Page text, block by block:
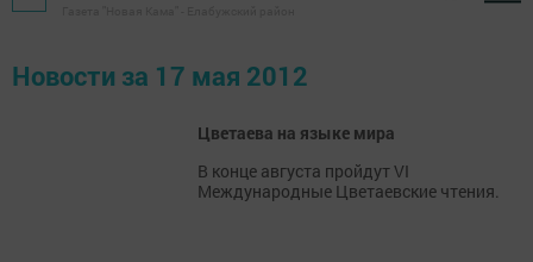
Новости за 17 мая 2012
Цветаева на языке мира
В конце августа пройдут VI
Международные Цветаевские чтения.